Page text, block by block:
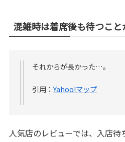
混雑時は着席後も待つこと
それからが長かった…。
引用：Yahoo!マップ
人気店のレビューでは、入店